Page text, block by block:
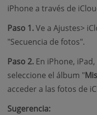
iPhone a través de
Paso 1.Ve a Ajustes>
"Secuencia de fotos".
Paso 2. En iPhone,
seleccione el álbum "
acceder a las fotos de
Sugerencia: